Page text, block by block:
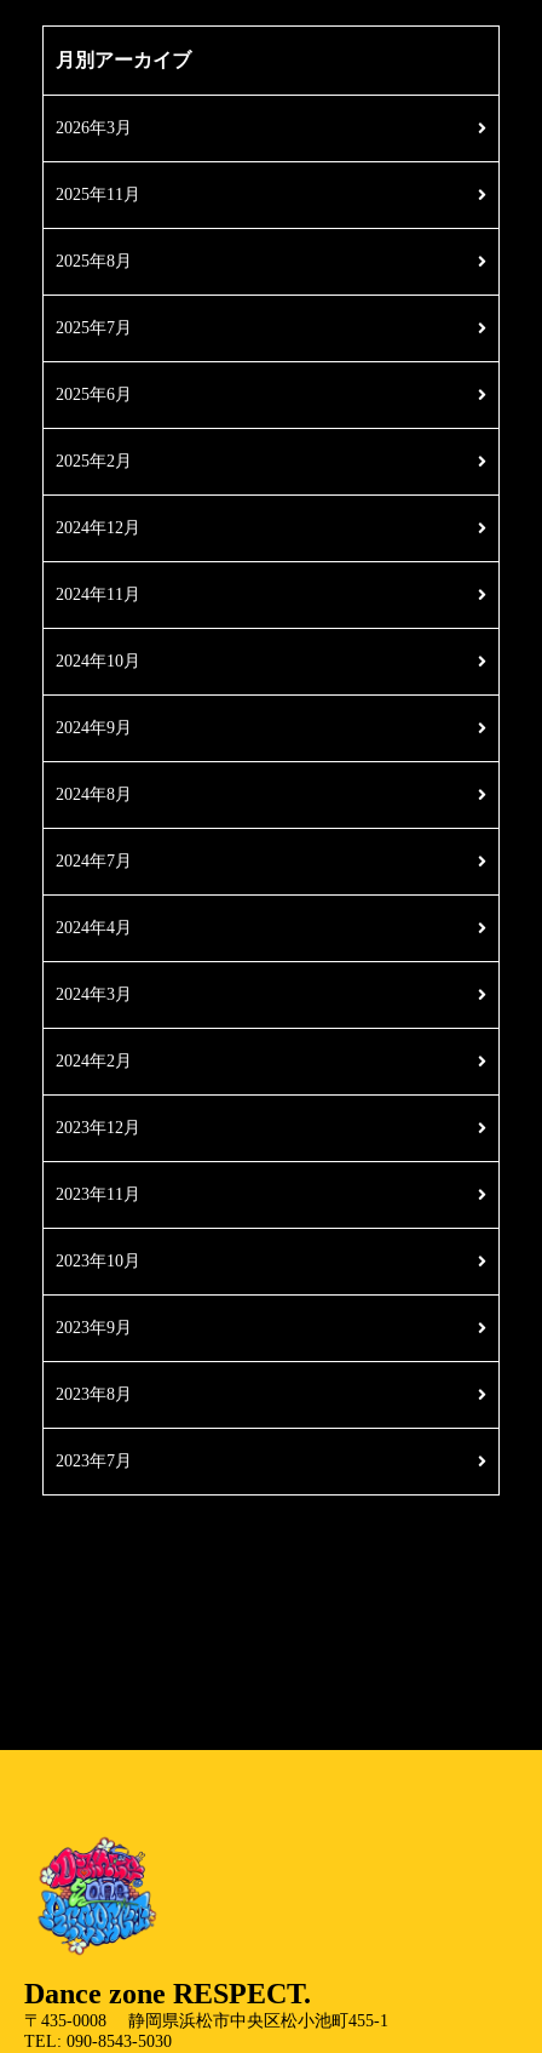
月別アーカイブ
2026年3月
2025年11月
2025年8月
2025年7月
2025年6月
2025年2月
2024年12月
2024年11月
2024年10月
2024年9月
2024年8月
2024年7月
2024年4月
2024年3月
2024年2月
2023年12月
2023年11月
2023年10月
2023年9月
2023年8月
2023年7月
Dance zone RESPECT.
〒435-0008 静岡県浜松市中央区松小池町455-1
TEL: 090-8543-5030